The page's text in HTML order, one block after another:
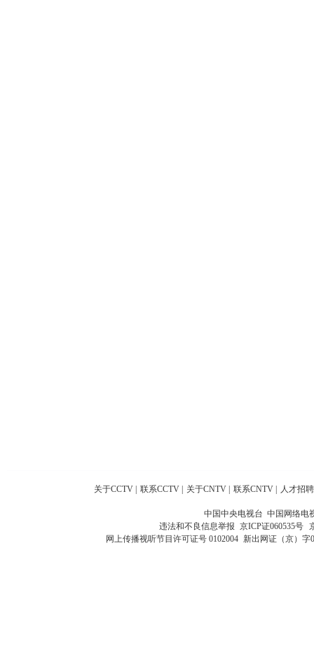
关于CCTV 联系CCTV 关于CNTV 联系CNTV 人才招聘
中国中央电视台 中国网络电
违法和不良信息举报 京ICP证060535号
网上传播视听节目许可证号 0102004 新出网证（京）